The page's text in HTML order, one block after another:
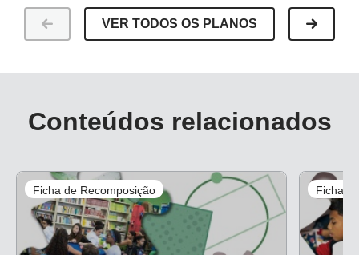
VER TODOS OS PLANOS
Conteúdos relacionados
Ficha de Recomposição Ficha